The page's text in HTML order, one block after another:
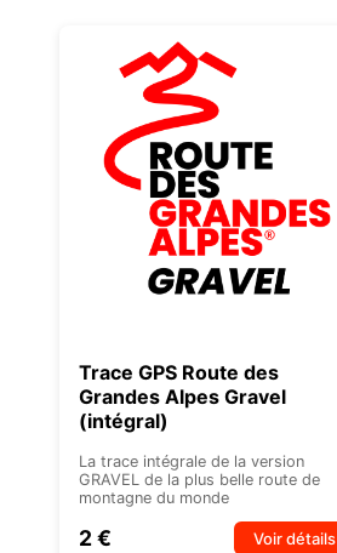
Trace GPS Route des
Grandes Alpes Gravel
(intégral)
La trace intégrale de la version
GRAVEL de la plus belle route de
montagne du monde
2 € Voir détails